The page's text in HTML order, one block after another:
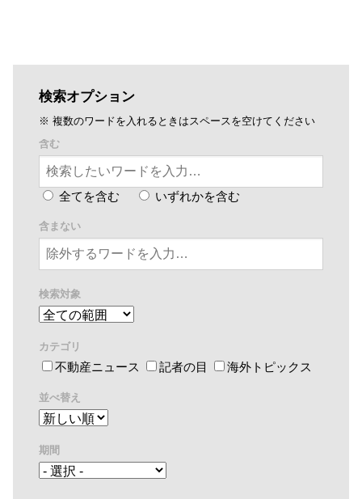
検索オプション
※ 複数のワードを入れるときはスペースを空けてください
含む
全てを含む いずれかを含む
含まない
検索対象
カテゴリ
不動産ニュース 記者の目 海外トピックス
並べ替え
期間